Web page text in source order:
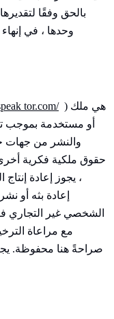
وحدها ، في
tor.com/ ) هي ملك
والنشر من جهات
حقوق ملكية فكرية
، يجوز إعادة
إعادة بثه أو
الشخصي غير التجاري
مع مراعاة
صراحةً هنا محفوظة.